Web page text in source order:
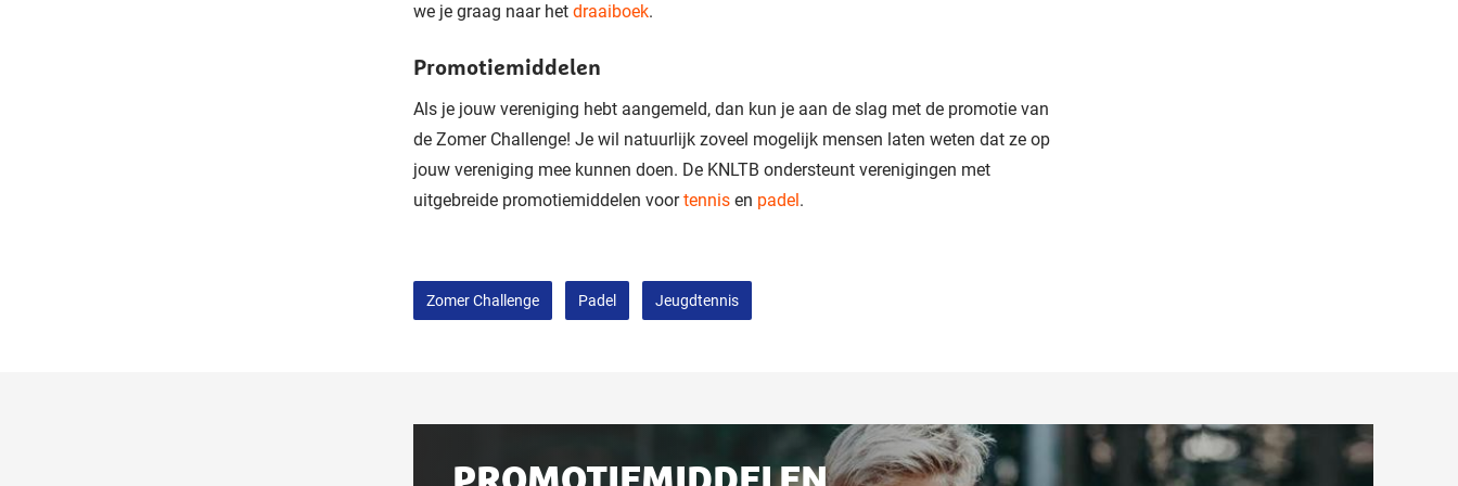
we je graag naar het draaiboek.
Promotiemiddelen
Als je jouw vereniging hebt aangemeld, dan kun je aan de slag met de promotie van
de Zomer Challenge! Je wil natuurlijk zoveel mogelijk mensen laten weten dat ze op
jouw vereniging mee kunnen doen. De KNLTB ondersteunt verenigingen met
uitgebreide promotiemiddelen voortennis en padel .
Zomer Challenge Padel Jeugdtennis
aan